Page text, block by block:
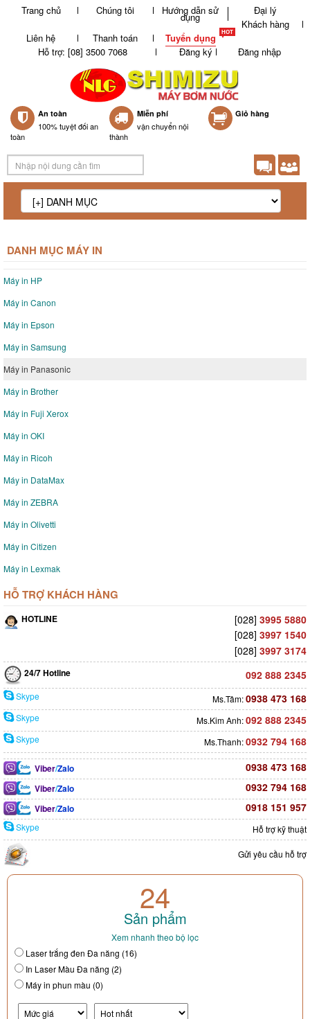
Trang chủ Chúng tôi Hướng dẫn sử
dụng
Đại lý
Khách hàng
Liên hệ
Thanh toán
Tuyển dụng
Đăng nhập
Đăng ký
Hỗ trợ: [08] 3500 7068
An toàn
100% tuyệt đối an
toàn
Miễn phí
vận chuyển nội
thành
0 Giỏ hàng
DANH MỤC MÁY IN
Máy in HP
Máy in Canon
Máy in Epson
Máy in Samsung
Máy in Panasonic
Máy in Brother
Máy in Fuji Xerox
Máy in OKI
Máy in Ricoh
Máy in DataMax
Máy in ZEBRA
Máy in Olivetti
Máy in Citizen
Máy in Lexmak
HỖ TRỢ KHÁCH HÀNG
HOTLINE [028] 3995 5880
[028] 3997 1540
[028] 3997 3174
24/7 Hotline 092 888 2345
Skype Ms.Tâm:0938 473 168
Skype Ms.Kim Anh:092 888 2345
Skype Ms.Thanh:0932 794 168
Viber/Zalo 0938 473 168
Viber/Zalo 0932 794 168
Viber/Zalo 0918 151 957
Skype Hỗ trợ kỹ thuật
Gửi yêu cầu hỗ trợ
24
Sản phẩm
Xem nhanh theo bộ lọc
Laser trắng đen Đa năng (16)
In Laser Màu Đa năng (2)
Máy in phun màu (0)